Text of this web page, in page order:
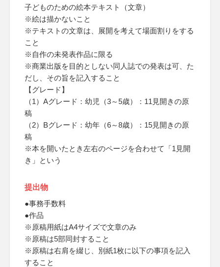
子どものための絵本テキスト（文章）
※絵は描かないこと
※テキストの文章は、展開を考えて場面割りをする
こと
※自作の未発表作品に限る
※商業出版を目的としない同人誌での発表は可、た
だし、その旨を記入すること
【グレード】
（1）Aグレード：幼児（3～5歳）：11見開きの原
稿
（2）Bグレード：幼年（6～8歳）：15見開きの原
稿
※本を開いたとき左右のページを合わせて「1見開
き」という
提出物
●事務手数料
●作品
※原稿用紙はA4サイズで文章のみ
※原稿は5部同封すること
※原稿は右肩を綴じ、別紙1枚に以下の事項を記入
すること